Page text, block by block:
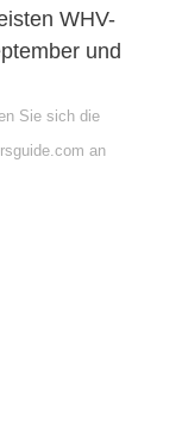
WHV-
und
Sie sich die
an